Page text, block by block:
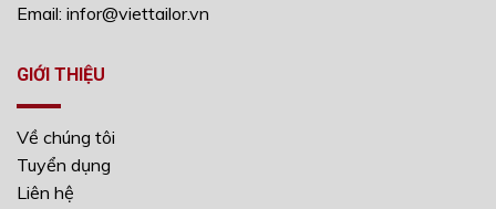
Email: infor@viettailor.vn
GIỚI THIỆU
Về chúng tôi
Tuyển dụng
Liên hệ